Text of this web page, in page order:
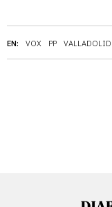
EN: VOX PP VALLADOLID